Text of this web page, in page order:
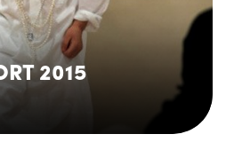
2015